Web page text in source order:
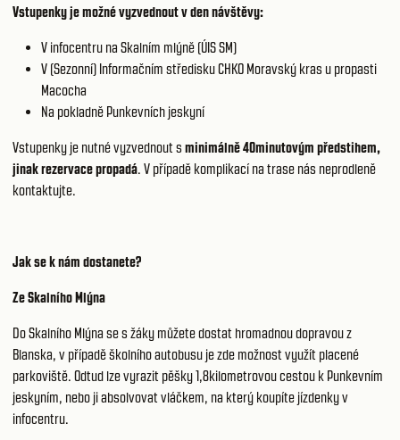
Vstupenky je možné vyzvednout v den návštěvy:
V infocentru na Skalním mlýně (ÚIS SM)
V (Sezonní) Informačním středisku CHKO Moravský kras u propasti
Macocha
Na pokladně Punkevních jeskyní
Vstupenky je nutné vyzvednout sminimálně 40minutovým předstihem,
jinak rezervace propadá. V případě komplikací na trase nás neprodleně
kontaktujte.
Jak se k nám dostanete?
Ze Skalního Mlýna
Do Skalního Mlýna se s žáky můžete dostat hromadnou dopravou z
Blanska, v případě školního autobusu je zde možnost využít placené
parkoviště. Odtud lze vyrazit pěšky 1,8kilometrovou cestou k Punkevním
jeskyním, nebo ji absolvovat vláčkem, na který koupíte jízdenky v
infocentru.